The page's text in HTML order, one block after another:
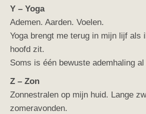
Y – Yoga
Ademen. Aarden. Voelen.
Yoga brengt me terug in mijn lijf als
hoofd zit.
Soms is één bewuste ademhaling al
Z – Zon
Zonnestralen op mijn huid. Lange
zomeravonden.